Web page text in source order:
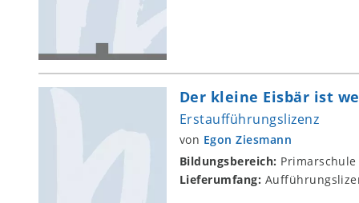
Der kleine Eisbär ist
Erstaufführungslizenz
von Egon Ziesmann
Bildungsbereich: Primarschule
Lieferumfang: